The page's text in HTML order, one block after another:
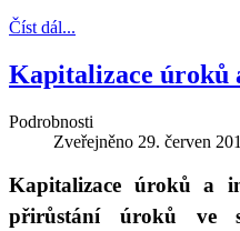
Číst dál...
Kapitalizace úroků
Podrobnosti
Zveřejněno 29. červen
Kapitalizace úroků a
přirůstání úroků ve